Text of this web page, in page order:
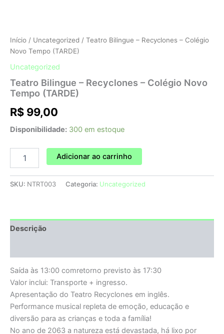
Início / Uncategorized / Teatro Bilingue – Recyclones – Colégio
Novo Tempo (TARDE)
Uncategorized
Teatro Bilingue – Recyclones – Colégio Novo
Tempo (TARDE)
R$ 99,00
Disponibilidade: 300 em estoque
Adicionar ao carrinho
SKU: NTRT003 Categoria: Uncategorized
Descrição
Saída às 13:00 comretorno previsto às 17:30
Valor inclui: Transporte + ingresso.
Apresentação do Teatro Recyclones em inglês.
Performance musical repleta de emoção, educação e
diversão para as crianças e toda a família!
No ano de 2063 a natureza está devastada, há lixo por